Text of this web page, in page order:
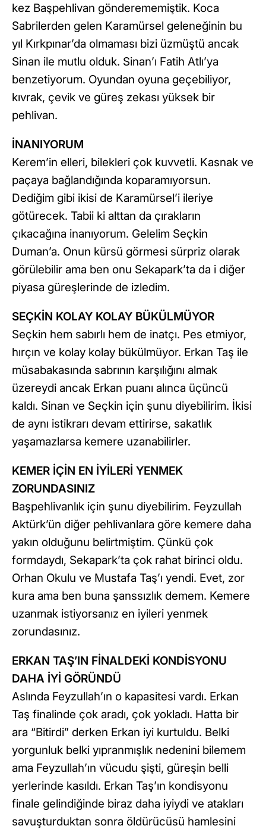
kez Başpehlivan gönderememiştik. Koca
Sabrilerden gelen Karamürsel geleneğinin bu
yıl Kırkpınar’da olmaması bizi üzmüştü ancak
Sinan ile mutlu olduk. Sinan’ı Fatih Atlı’ya
benzetiyorum. Oyundan oyuna geçebiliyor,
kıvrak, çevik ve güreş zekası yüksek bir
pehlivan.
İNANIYORUM
Kerem’in elleri, bilekleri çok kuvvetli. Kasnak ve
paçaya bağlandığında koparamıyorsun.
Dediğim gibi ikisi de Karamürsel’i ileriye
götürecek. Tabii ki alttan da çırakların
çıkacağına inanıyorum. Gelelim Seçkin
Duman’a. Onun kürsü görmesi sürpriz olarak
görülebilir ama ben onu Sekapark’ta da i diğer
piyasa güreşlerinde de izledim.
SEÇKİN KOLAY KOLAY BÜKÜLMÜYOR
Seçkin hem sabırlı hem de inatçı. Pes etmiyor,
hırçın ve kolay kolay bükülmüyor. Erkan Taş ile
müsabakasında sabrının karşılığını almak
üzereydi ancak Erkan puanı alınca üçüncü
kaldı. Sinan ve Seçkin için şunu diyebilirim. İkisi
de aynı istikrarı devam ettirirse, sakatlık
yaşamazlarsa kemere uzanabilirler.
KEMER İÇİN EN İYİLERİ YENMEK
ZORUNDASINIZ
Başpehlivanlık için şunu diyebilirim. Feyzullah
Aktürk’ün diğer pehlivanlara göre kemere daha
yakın olduğunu belirtmiştim. Çünkü çok
formdaydı, Sekapark’ta çok rahat birinci oldu.
Orhan Okulu ve Mustafa Taş’ı yendi. Evet, zor
kura ama ben buna şanssızlık demem. Kemere
uzanmak istiyorsanız en iyileri yenmek
zorundasınız.
ERKAN TAŞ’IN FİNALDEKİ KONDİSYONU
DAHA İYİ GÖRÜNDÜ
Aslında Feyzullah’ın o kapasitesi vardı. Erkan
Taş finalinde çok aradı, çok yokladı. Hatta bir
ara “Bitirdi” derken Erkan iyi kurtuldu. Belki
yorgunluk belki yıpranmışlık nedenini bilemem
ama Feyzullah’ın vücudu şişti, güreşin belli
yerlerinde kasıldı. Erkan Taş’ın kondisyonu
finale gelindiğinde biraz daha iyiydi ve atakları
savuşturduktan sonra öldürücüsü hamlesini